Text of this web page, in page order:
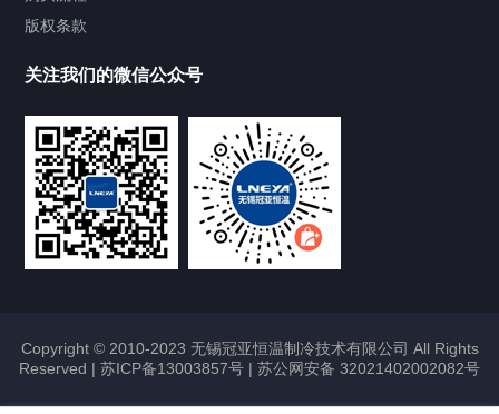
Chamber试验箱
FREEZER低温箱
VOCs冷凝回收装置
版权条款
关注我们的微信公众号
Copyright © 2010-2023 无锡冠亚恒温制冷技术有限公司 All Rights
Reserved | 苏ICP备13003857号 | 苏公网安备 32021402002082号